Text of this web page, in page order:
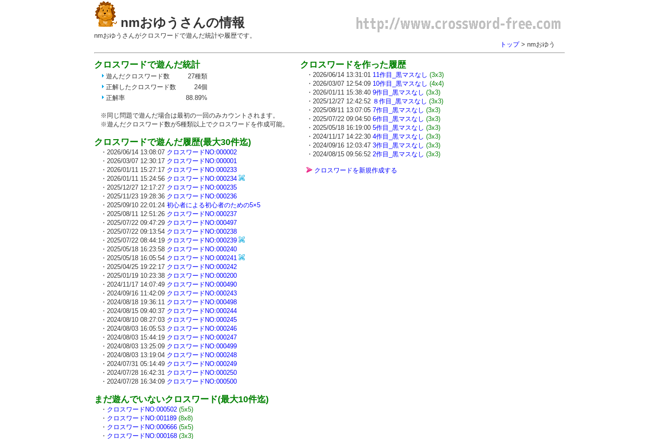
nmおゆうさんの情報
nmおゆうさんがクロスワードで遊んだ統計や履歴です。
トップ> nmおゆう
クロスワードで遊んだ統計
遊んだクロスワード数
27種類
正解したクロスワード数
24個
正解率
88.89%
※同じ問題で遊んだ場合は最初の一回のみカウントされます。
※遊んだクロスワード数が5種類以上でクロスワードを作成可能。
クロスワードで遊んだ履歴(最大30件迄)
・2026/06/14 13:08:07 クロスワードNO:000002
・2026/03/07 12:30:17 クロスワードNO:000001
・2026/01/11 15:27:17 クロスワードNO:000233
・2026/01/11 15:24:56 クロスワードNO:000234
・2025/12/27 12:17:27 クロスワードNO:000235
・2025/11/23 19:28:36 クロスワードNO:000236
・2025/09/10 22:01:24 初心者による初心者のための5×5
・2025/08/11 12:51:26 クロスワードNO:000237
・2025/07/22 09:47:29 クロスワードNO:000497
・2025/07/22 09:13:54 クロスワードNO:000238
・2025/07/22 08:44:19 クロスワードNO:000239
・2025/05/18 16:23:58 クロスワードNO:000240
・2025/05/18 16:05:54 クロスワードNO:000241
・2025/04/25 19:22:17 クロスワードNO:000242
・2025/01/19 10:23:38 クロスワードNO:000200
・2024/11/17 14:07:49 クロスワードNO:000490
・2024/09/16 11:42:09 クロスワードNO:000243
・2024/08/18 19:36:11 クロスワードNO:000498
・2024/08/15 09:40:37 クロスワードNO:000244
・2024/08/10 08:27:03 クロスワードNO:000245
・2024/08/03 16:05:53 クロスワードNO:000246
・2024/08/03 15:44:19 クロスワードNO:000247
・2024/08/03 13:25:09 クロスワードNO:000499
・2024/08/03 13:19:04 クロスワードNO:000248
・2024/07/31 05:14:49 クロスワードNO:000249
・2024/07/28 16:42:31 クロスワードNO:000250
・2024/07/28 16:34:09 クロスワードNO:000500
まだ遊んでいないクロスワード(最大10件迄)
・ クロスワードNO:000502 (5x5)
・ クロスワードNO:001189 (8x8)
・ クロスワードNO:000666 (5x5)
・ クロスワードNO:000168 (3x3)
クロスワードを作った履歴
・2026/06/14 13:31:01 11作目_黒マスなし (3x3)
・2026/03/07 12:54:09 10作目_黒マスなし (4x4)
・2026/01/11 15:38:40 9作目_黒マスなし (3x3)
・2025/12/27 12:42:52 ８作目_黒マスなし (3x3)
・2025/08/11 13:07:05 7作目_黒マスなし (3x3)
・2025/07/22 09:04:50 6作目_黒マスなし (3x3)
・2025/05/18 16:19:00 5作目_黒マスなし (3x3)
・2024/11/17 14:22:30 4作目_黒マスなし (3x3)
・2024/09/16 12:03:47 3作目_黒マスなし (3x3)
・2024/08/15 09:56:52 2作目_黒マスなし (3x3)
クロスワードを新規作成する